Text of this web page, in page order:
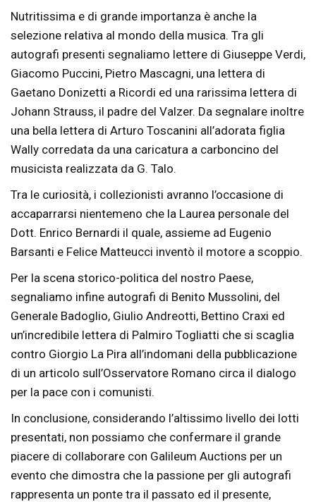
Nutritissima e di grande importanza è anche la
selezione relativa al mondo della musica. Tra gli
autografi presenti segnaliamo lettere di Giuseppe Verdi,
Giacomo Puccini, Pietro Mascagni, una lettera di
Gaetano Donizetti a Ricordi ed una rarissima lettera di
Johann Strauss, il padre del Valzer. Da segnalare inoltre
una bella lettera di Arturo Toscanini all’adorata figlia
Wally corredata da una caricatura a carboncino del
musicista realizzata da G. Talo.
Tra le curiosità, i collezionisti avranno l’occasione di
accaparrarsi nientemeno che la Laurea personale del
Dott. Enrico Bernardi il quale, assieme ad Eugenio
Barsanti e Felice Matteucci inventò il motore a scoppio.
Per la scena storico-politica del nostro Paese,
segnaliamo infine autografi di Benito Mussolini, del
Generale Badoglio, Giulio Andreotti, Bettino Craxi ed
un’incredibile lettera di Palmiro Togliatti che si scaglia
contro Giorgio La Pira all’indomani della pubblicazione
di un articolo sull’Osservatore Romano circa il dialogo
per la pace con i comunisti.
In conclusione, considerando l’altissimo livello dei lotti
presentati, non possiamo che confermare il grande
piacere di collaborare con Galileum Auctions per un
evento che dimostra che la passione per gli autografi
rappresenta un ponte tra il passato ed il presente,